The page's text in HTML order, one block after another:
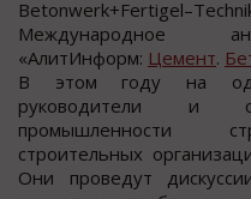
Международное
«АлитИнформ: Цемент.
В этом году на
руководители и
промышленности
строительных
Они проведут